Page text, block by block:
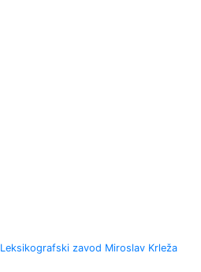
Leksikografski zavod Miroslav Krleža